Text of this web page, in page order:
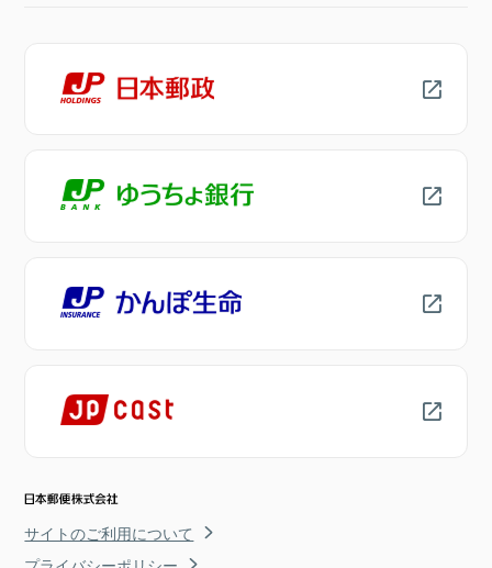
サイトのご利用について